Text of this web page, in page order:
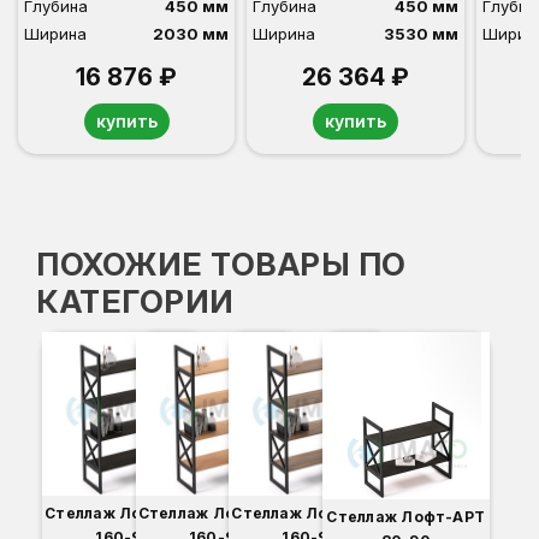
Глубина
450 мм
Ширина
2030 мм
16 876 ₽
купить
Глубина
450 мм
Ширина
3530 мм
26 364 ₽
купить
ПОХОЖИЕ ТОВАРЫ ПО
КАТЕГОРИИ
Стеллаж Лофт-АРТСтеллаж Лофт-АРТСтеллаж Лофт-АРТСтеллаж Лофт-АРТ